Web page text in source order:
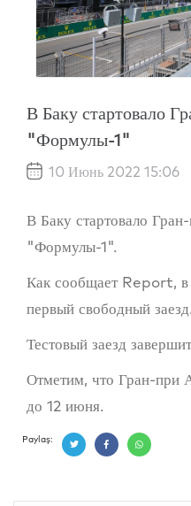
В Баку стартовало
"Формулы-1"
10 Июнь 2022 15:06
В Баку стартовало
"Формулы-1".
Как сообщает Report,
первый свободный заезд.
Тестовый заезд
Отметим, что Гран-при
до 12 июня.
Paylaş: